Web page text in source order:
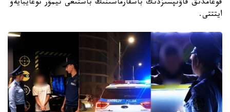
قوعامدىق قاۋىپسىزدىك باسقارماسىنىڭ باستىعى تيمۋر نوعايبايەۆ
ايتتتى.